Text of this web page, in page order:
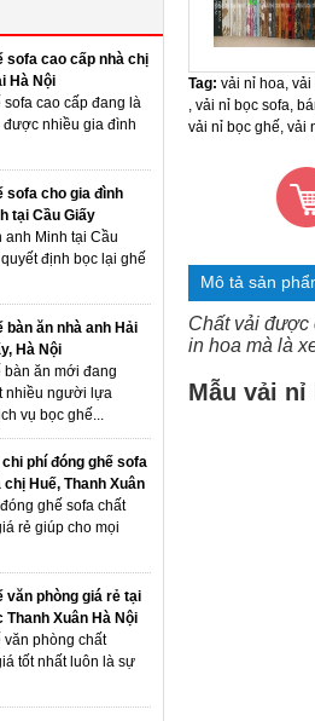
sofa cao cấp nhà chị
Hà Nội
sofa cao cấp đang là
được nhiều gia đình
sofa cho gia đình
tại Cầu Giấy
anh Minh tại Cầu
định bọc lại ghế
bàn ăn nhà anh Hải
Hà Nội
bàn ăn mới đang
nhiều người lựa
vụ bọc ghế...
phí đóng ghế sofa
chị Huế, Thanh Xuân
ghế sofa chất
rẻ giúp cho mọi
văn phòng giá rẻ tại
Thanh Xuân Hà Nội
văn phòng chất
tốt nhất luôn là sự
Tag: vải nỉ hoa vải
vải nỉ bọc sofa
vải nỉ bọc ghế vải
Mô tả sản
Chất vải được
in hoa mà là
Mẫu vải nỉ